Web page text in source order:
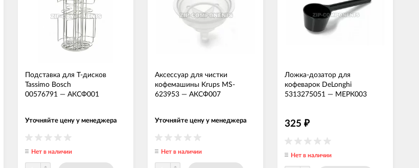
Подставка для Т-дисков
Tassimo Bosch
00576791
— АКСФ001
Уточняйте цену у менеджера
Нет в наличии
Аксессуар для чистки
кофемашины Krups MS-
623953 — АКСФ007
Уточняйте цену у менеджера
Нет в наличии
Ложка-дозатор для
кофеварок DeLonghi
5313275051
— МЕРК003
325 ₽
Нет в наличии